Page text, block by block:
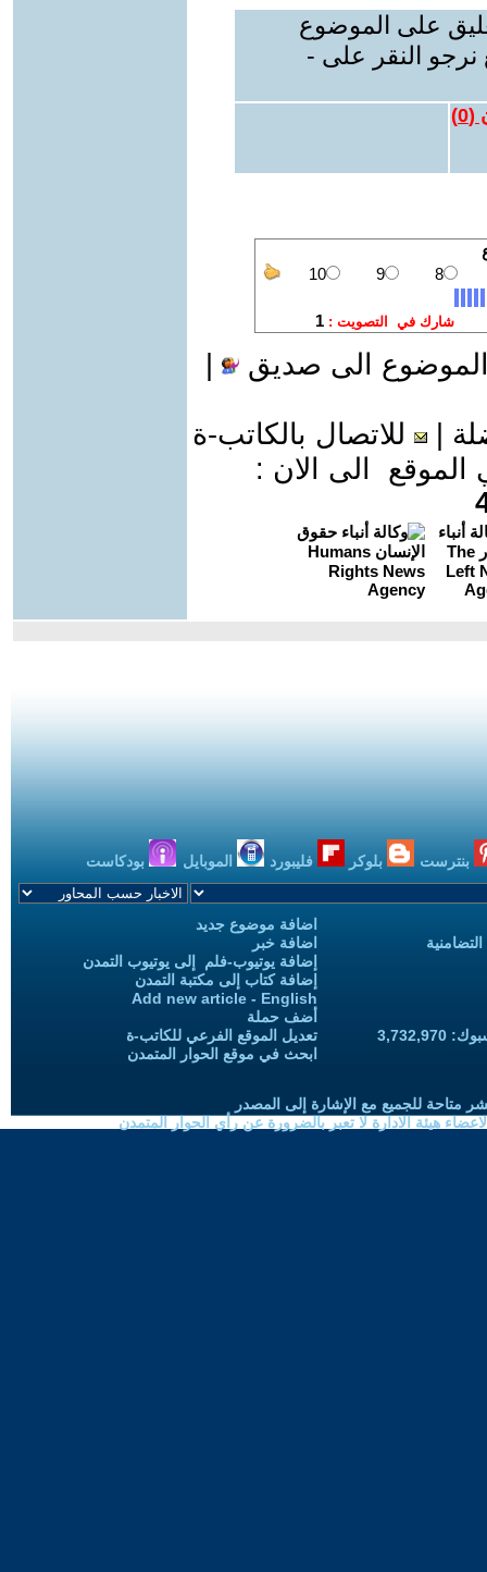
على الموضوع
نرجو النقر على -
(
0
)
الى صديق
للاتصال بالكاتب-ة
الى الان :
بنترست بلوكر فليبورد الموبايل بودكاست
اضافة موضوع جديد
اضافة خبر
إضافة يوتيوب-فلم إلى يوتيوب التمدن
إضافة كتاب إلى مكتبة التمدن
Add new article - English
أضف حملة
تعديل الموقع الفرعي للكاتب-ة
ابحث في موقع الحوار المتمدن
متاحة للجميع مع الإشارة إلى المصدر
هيئة الادارة لا تعبر بالضرورة عن رأي الحوار المتمدن